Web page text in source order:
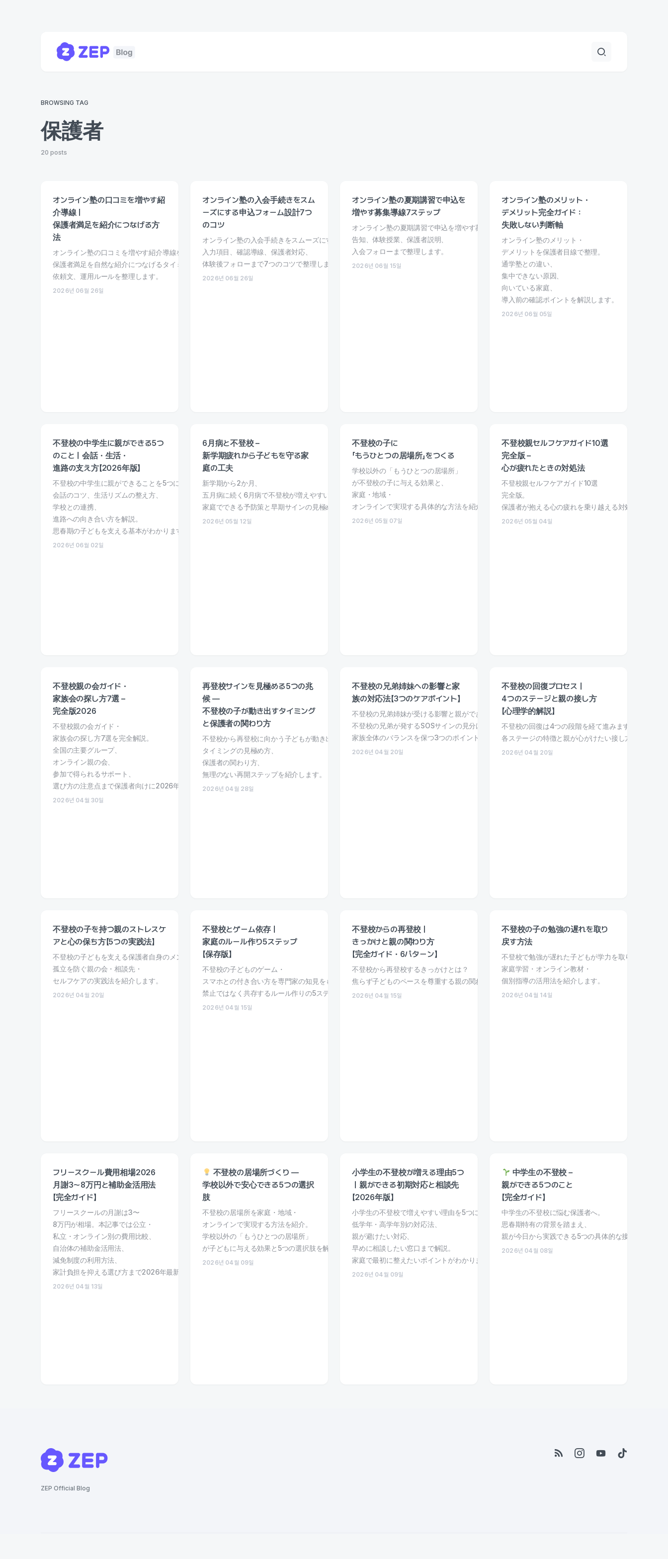
BROWSING TAG
保護者
20 posts
オンライン塾の口コミを増やす紹
介導線｜
保護者満足を紹介につなげる方
法
オンライン塾の口コミを増やす紹介導線を解説。
保護者満足を自然な紹介につなげるタイミング、
依頼文、運用ルールを整理します。
2026년 06월 26일
オンライン塾の入会手続きをスム
ーズにする申込フォーム設計7つ
のコツ
オンライン塾の入会手続きをスムーズにする申込フォーム設計を解説。
入力項目、確認導線、保護者対応、
体験後フォローまで7つのコツで整理します。
2026년 06월 26일
オンライン塾の夏期講習で申込を
増やす募集導線7ステップ
オンライン塾の夏期講習で申込を増やす募集導線を解説。
告知、体験授業、保護者説明、
入会フォローまで整理します。
2026년 06월 15일
オンライン塾のメリット・
デメリット完全ガイド：
失敗しない判断軸
オンライン塾のメリット・
デメリットを保護者目線で整理。
通学塾との違い、
集中できない原因、
向いている家庭、
導入前の確認ポイントを解説します。
2026년 06월 05일
不登校の中学生に親ができる5つ
のこと｜会話・生活・
進路の支え方【2026年版】
不登校の中学生に親ができることを5つに整理し、
会話のコツ、生活リズムの整え方、
学校との連携、
進路への向き合い方を解説。
思春期の子どもを支える基本がわかります。
2026년 06월 02일
6月病と不登校 –
新学期疲れから子どもを守る家
庭の工夫
新学期から2か月、
五月病に続く6月病で不登校が増えやすい時期。
家庭でできる予防策と早期サインの見極め方を解説します。
2026년 05월 12일
不登校の子に
「もうひとつの居場所」をつくる
学校以外の「もうひとつの居場所」
が不登校の子に与える効果と、
家庭・地域・
オンラインで実現する具体的な方法を紹介します。
2026년 05월 07일
不登校親セルフケアガイド10選
完全版 –
心が疲れたときの対処法
不登校親セルフケアガイド10選
完全版。
保護者が抱える心の疲れを乗り越える対処法とサポ
2026년 05월 04일
不登校親の会ガイド・
家族会の探し方7選 –
完全版2026
不登校親の会ガイド・
家族会の探し方7選を完全解説。
全国の主要グループ、
オンライン親の会、
参加で得られるサポート、
選び方の注意点まで保護者向けに2026年版で整理。
2026년 04월 30일
再登校サインを見極める5つの兆
候 —
不登校の子が動き出すタイミング
と保護者の関わり方
不登校から再登校に向かう子どもが動き出す5つのサインを解説。
タイミングの見極め方、
保護者の関わり方、
無理のない再開ステップを紹介します。
2026년 04월 28일
不登校の兄弟姉妹への影響と家
族の対応法【3つのケアポイント】
不登校の兄弟姉妹が受ける影響と親ができるケア方法を解説。
不登校の兄弟が発するSOSサインの見分け方と、
家族全体のバランスを保つ3つのポイントを紹介します。
2026년 04월 20일
不登校の回復プロセス｜
4つのステージと親の接し方
【心理学的解説】
不登校の回復は4つの段階を経て進みます。
各ステージの特徴と親が心がけたい接し方を心理学
2026년 04월 20일
不登校の子を持つ親のストレスケ
アと心の保ち方【5つの実践法】
不登校の子どもを支える保護者自身のメンタルケア方法を解説。
孤立を防ぐ親の会・相談先・
セルフケアの実践法を紹介します。
2026년 04월 20일
不登校とゲーム依存｜
家庭のルール作り5ステップ
【保存版】
不登校の子どものゲーム・
スマホとの付き合い方を専門家の知見をもとに解説。
禁止ではなく共存するルール作りの5ステップを紹介します。
2026년 04월 15일
不登校からの再登校｜
きっかけと親の関わり方
【完全ガイド・6パターン】
不登校から再登校するきっかけとは？
焦らず子どものペースを尊重する親の関わり方と段階的なステップを紹介します。
2026년 04월 15일
不登校の子の勉強の遅れを取り
戻す方法
不登校で勉強が遅れた子どもが学力を取り戻す方法
家庭学習・オンライン教材・
個別指導の活用法を紹介します。
2026년 04월 14일
フリースクール費用相場2026
月謝3〜8万円と補助金活用法
【完全ガイド】
フリースクールの月謝は3〜
8万円が相場。本記事では公立・
私立・オンライン別の費用比較、
自治体の補助金活用法、
減免制度の利用方法、
家計負担を抑える選び方まで2026年最新版で徹底解説します。
2026년 04월 13일
不登校の居場所づくり —
学校以外で安心できる5つの選択
肢
不登校の居場所を家庭・地域・
オンラインで実現する方法を紹介。
学校以外の「もうひとつの居場所」
が子どもに与える効果と5つの選択肢を解説します。
2026년 04월 09일
小学生の不登校が増える理由5つ
｜親ができる初期対応と相談先
【2026年版】
小学生の不登校で増えやすい理由を5つに整理し、
低学年・高学年別の対応法、
親が避けたい対応、
早めに相談したい窓口まで解説。
家庭で最初に整えたいポイントがわかります。
2026년 04월 09일
中学生の不登校 –
親ができる5つのこと
【完全ガイド】
中学生の不登校に悩む保護者へ。
思春期特有の背景を踏まえ、
親が今日から実践できる5つの具体的な接し方と支援
2026년 04월 08일
ZEP Official Blog